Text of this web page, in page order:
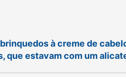
à creme de
estavam com um